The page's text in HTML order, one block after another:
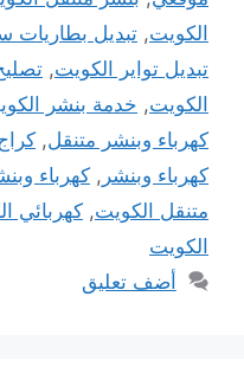
الكويت, تبديل بطاريات
تبديل تواير الكويت,
الكويت, خدمة بنشر
كهرباء وبنشر متنقل,
كهرباء وبنشر , كهرباء
متنقل الكويت, كهربائي
الكويت
أضف تعليق